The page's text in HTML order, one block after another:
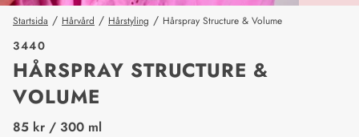
Startsida / Hårvård / Hårstyling / Hårspray Structure & Volume
3440
HÅRSPRAY STRUCTURE &
VOLUME
price_label
85 kr / 300 ml